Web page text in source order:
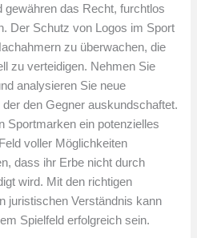
das Recht, furchtlos
Der Schutz von Logos im Sport
zu überwachen, die
zu verteidigen. Nehmen Sie
analysieren Sie neue
den Gegner auskundschaftet.
Sportmarken ein potenzielles
voller Möglichkeiten
dass ihr Erbe nicht durch
wird. Mit den richtigen
juristischen Verständnis kann
Spielfeld erfolgreich sein.